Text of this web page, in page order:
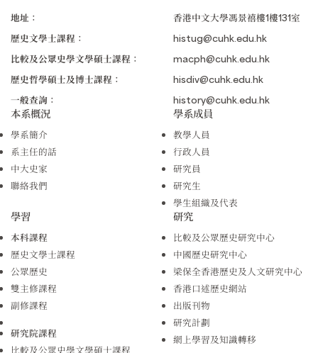
地址：
香港中文大學馮景禧樓1樓131室
歷史文學士課程：
histug@cuhk.edu.hk
比較及公眾史學文學碩士課程：
macph@cuhk.edu.hk
歷史哲學碩士及博士課程：
hisdiv@cuhk.edu.hk
一般查詢：
history@cuhk.edu.hk
本系概況
學系簡介
系主任的話
中大史家
聯絡我們
學系成員
教學人員
行政人員
研究員
研究生
學生組織及代表
學習
本科課程
歷史文學士課程
公眾歷史
雙主修課程
副修課程
研究院課程
比較及公眾史學文學碩士課程
研究
比較及公眾歷史研究中心
中國歷史研究中心
梁保全香港歷史及人文研究中心
香港口述歷史網站
出版刊物
研究計劃
網上學習及知識轉移